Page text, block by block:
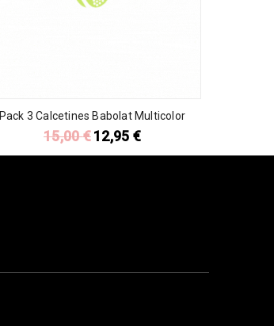
Pack 3 Calcetines Babolat Multicolor
15,00€12,95 €